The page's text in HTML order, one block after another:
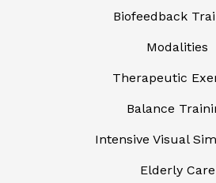
Biofeedback
Modalities
Therapeutic
Balance
Intensive Visual
Elderly Care